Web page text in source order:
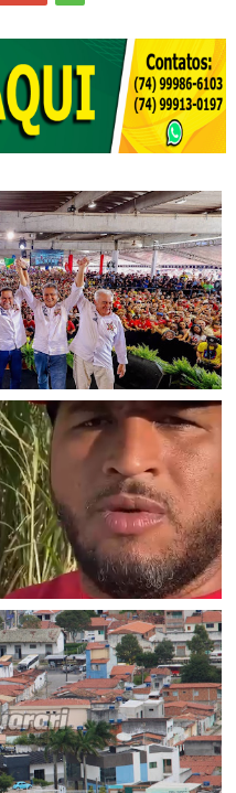
e chapa petista
voto em Lula e ACM
e diz: “Acabou a